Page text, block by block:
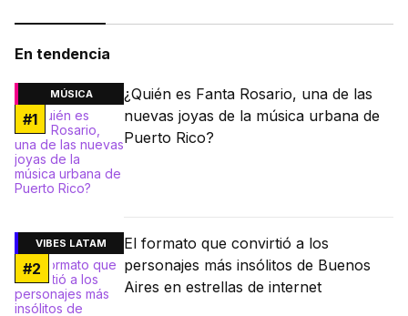
En tendencia
MÚSICA
#1
¿Quién es Fanta Rosario, una de las
nuevas joyas de la música urbana de
Puerto Rico?
VIBES LATAM
#2
El formato que convirtió a los
personajes más insólitos de Buenos
Aires en estrellas de internet